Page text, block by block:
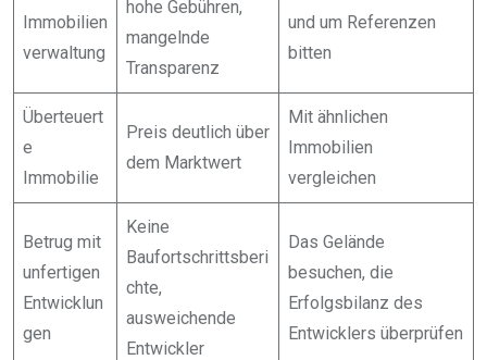
Immobilien
verwaltung
hohe Gebühren,
mangelnde
Transparenz
und um Referenzen
bitten
Überteuert
e
Immobilie
Preis deutlich über
dem Marktwert
Mit ähnlichen
Immobilien
vergleichen
Betrug mit
unfertigen
Entwicklun
gen
Keine
Baufortschrittsberi
chte,
ausweichende
Entwickler
Das Gelände
besuchen, die
Erfolgsbilanz des
Entwicklers überprüfen